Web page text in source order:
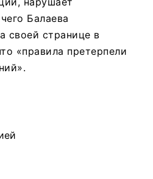
Балаева
своей странице в
«правила претерпели